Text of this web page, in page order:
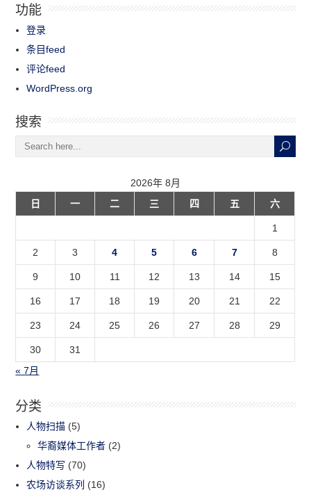
功能
登录
条目feed
评论feed
WordPress.org
搜索
2026年 8月
日
一 二 三 四 五 六
1
2 3 4 5 6 7 8
9 10 11 12 13 14 15
16 17 18 19 20 21 22
23 24 25 26 27 28 29
30
31
« 7月
分类
人物扫描 (5)
华裔媒体工作者 (2)
人物特写 (70)
农场访谈系列 (16)